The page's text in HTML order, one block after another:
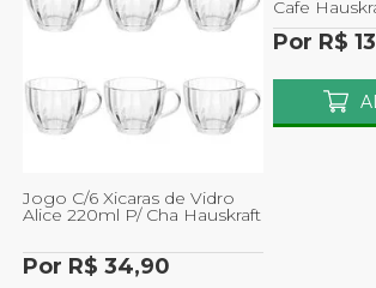
Jogo C/6 Xicaras de Vidro
Alice 220ml P/ Cha Hauskraft
Por R$ 34,90
Cafe
Por R$